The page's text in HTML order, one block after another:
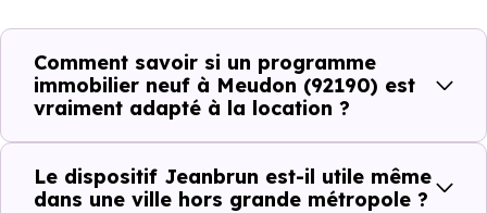
Avant la fiscalité, une question
simple : quelle est la pertinence de
votre projet d’investissement
locatif avec le dispositif Jeanbrun
à Meudon (92190) ?
Comment savoir si un programme
immobilier neuf à Meudon (92190) est
vraiment adapté à la location ?
Le dispositif Jeanbrun est-il utile même
dans une ville hors grande métropole ?